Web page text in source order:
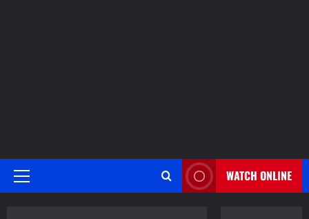
Primary
WATCH ONLINE